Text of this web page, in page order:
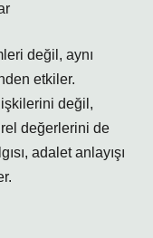
değil, aynı
etkiler.
değil,
değerlerini de
adalet anlayışı